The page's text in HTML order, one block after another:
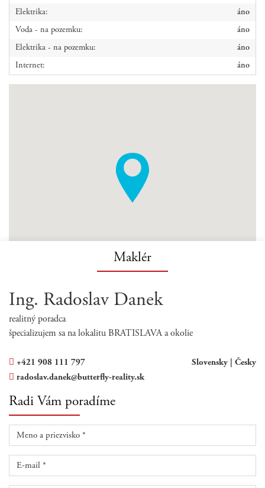
Elektrika: áno
Voda - na pozemku: áno
Elektrika - na pozemku: áno
Internet: áno
Maklér
Ing. Radoslav Danek
realitný poradca
špecializujem sa na lokalitu BRATISLAVA a okolie
+421 908 111 797
radoslav.danek@butterfly-reality.sk
Slovensky | Česky
Radi Vám poradíme